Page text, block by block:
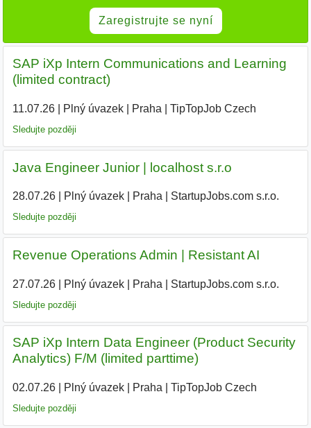
Zaregistrujte se nyní
SAP iXp Intern Communications and Learning
(limited contract)
11.07.26| Plný úvazek| Praha TipTopJob Czech
Sledujte později
Java Engineer Junior | localhost s.r.o
28.07.26| Plný úvazek| Praha StartupJobs.com s.r.o.
Sledujte později
Revenue Operations Admin | Resistant AI
27.07.26| Plný úvazek| Praha StartupJobs.com s.r.o.
Sledujte později
SAP iXp Intern Data Engineer (Product Security
Analytics) F/M (limited parttime)
02.07.26| Plný úvazek| Praha TipTopJob Czech
Sledujte později